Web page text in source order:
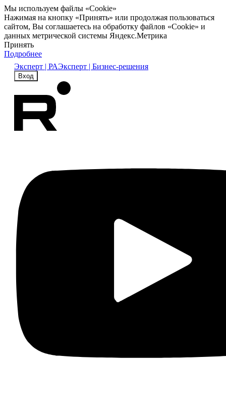
Мы используем файлы «Cookie»
Нажимая на кнопку «Принять» или продолжая пользоваться
сайтом, Вы соглашаетесь на обработку файлов «Cookie» и
данных метрической системы Яндекс.Метрика
Принять
Подробнее
Эксперт | РАЭксперт | Бизнес-решения
Вход